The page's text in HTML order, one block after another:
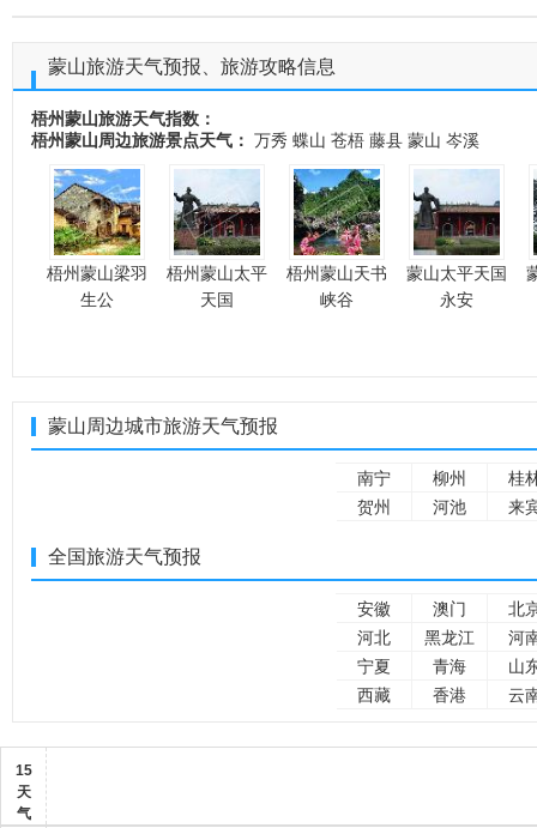
蒙山旅游天气预报、旅游攻略信息
梧州蒙山旅游天气指数：
梧州蒙山周边旅游景点天气： 万秀 蝶山 苍梧 藤县 蒙山 岑溪
梧州蒙山梁羽
生公
梧州蒙山太平
天国
梧州蒙山天书
峡谷
蒙山太平天国
永安
蒙山周边城市旅游天气预报
南宁 柳州
桂
贺州
河池 来
全国旅游天气预报
安徽 澳门
北
河北
黑龙江
河
宁夏
青海
山
西藏
香港 云
15
天
气